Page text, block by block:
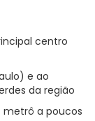
centro
e ao
da região
metrô a poucos